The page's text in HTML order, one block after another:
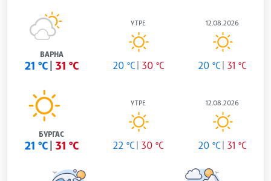
ВАРНА
21 °C 31 °C
УТРЕ
20 °C 30 °C
12.08.2026
20 °C 31 °C
БУРГАС
21 °C 31 °C
УТРЕ
22 °C 30 °C
12.08.2026
20 °C 31 °C